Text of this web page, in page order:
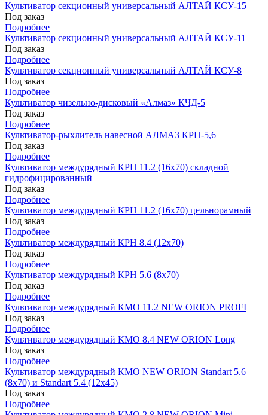
Культиватор секционный универсальный АЛТАЙ КСУ-15
Под заказ
Подробнее
Культиватор секционный универсальный АЛТАЙ КСУ-11
Под заказ
Подробнее
Культиватор секционный универсальный АЛТАЙ КСУ-8
Под заказ
Подробнее
Культиватор чизельно-дисковый «Алмаз» КЧД-5
Под заказ
Подробнее
Культиватор-рыхлитель навесной АЛМАЗ КРН-5,6
Под заказ
Подробнее
Культиватор междурядный КРН 11.2 (16х70) складной
гидрофицированный
Под заказ
Подробнее
Культиватор междурядный КРН 11.2 (16х70) цельнорамный
Под заказ
Подробнее
Культиватор междурядный КРН 8.4 (12х70)
Под заказ
Подробнее
Культиватор междурядный КРН 5.6 (8х70)
Под заказ
Подробнее
Культиватор междурядный КМО 11.2 NEW ORION PROFI
Под заказ
Подробнее
Культиватор междурядный КМО 8.4 NEW ORION Long
Под заказ
Подробнее
Культиватор междурядный КМО NEW ORION Standart 5.6
(8х70) и Standart 5.4 (12х45)
Под заказ
Подробнее